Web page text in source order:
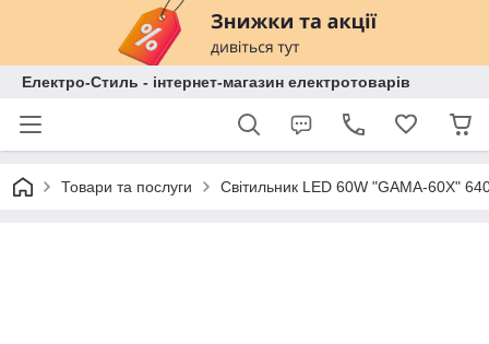
Електро-Стиль - інтернет-магазин електротоварів
Товари та послуги Світильник LED 60W "GAMA-60X"